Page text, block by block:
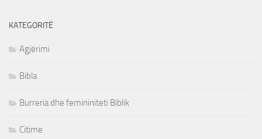
KATEGORITË
Agjërimi
Bibla
Burreria dhe femininiteti Biblik
Citime